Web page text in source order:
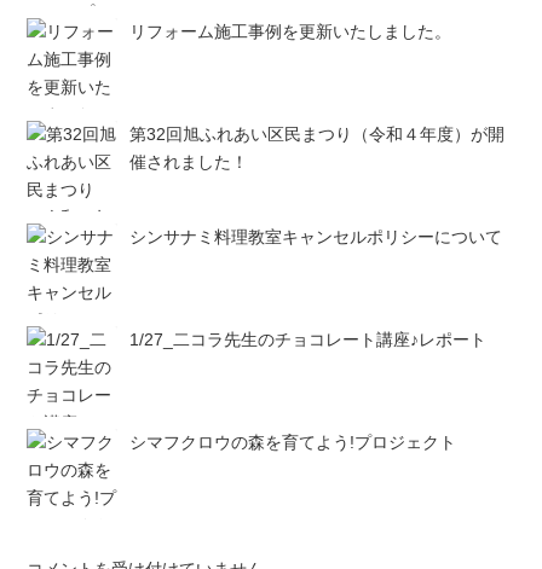
リフォーム施工事例を更新いたしました。
第32回旭ふれあい区民まつり（令和４年度）が開
催されました！
シンサナミ料理教室キャンセルポリシーについて
1/27_二コラ先生のチョコレート講座♪レポート
シマフクロウの森を育てよう!プロジェクト